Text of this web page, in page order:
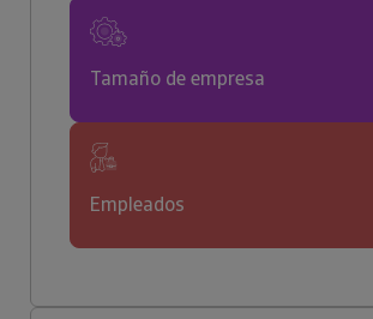
Tamaño de empresa
Empleados